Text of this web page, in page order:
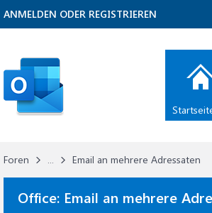
Foren ... Email an mehrere Adressaten
Office: Email an mehrere
ANMELDEN ODER REGISTRIEREN